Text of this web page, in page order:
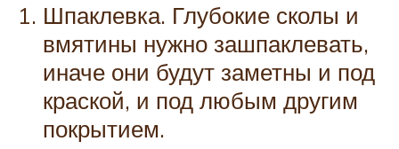
Шпаклевка. Глубокие сколы и
вмятины нужно зашпаклевать,
иначе они будут заметны и под
краской, и под любым другим
покрытием.